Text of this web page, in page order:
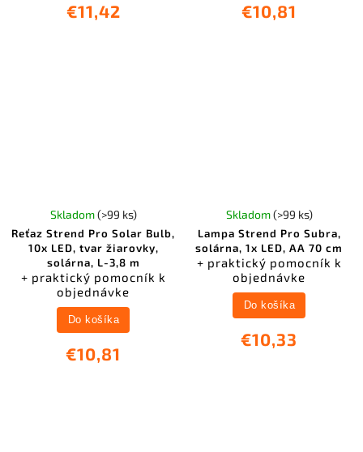
€11,42 €10,81
Reťaz Strend Pro Solar Bulb,
10x LED, tvar žiarovky,
solárna, L-3,8 m
+ praktický pomocník k
objednávke
Skladom(>99 ks)
€10,81
Do košíka
Lampa Strend Pro Subra,
solárna, 1x LED, AA 70 cm
+ praktický pomocník k
objednávke
Skladom(>99 ks)
€10,33
Do košíka